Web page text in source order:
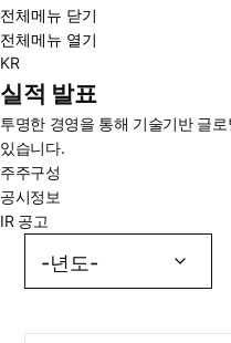
전체메뉴 닫기
전체메뉴 열기
KR
실적 발표
투명한 경영을 통해 기술기반 글
있습니다.
주주구성
공시정보
IR 공고